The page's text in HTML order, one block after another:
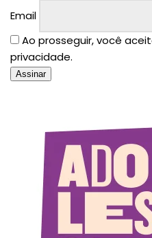
Email
Ao prosseguir, você
privacidade.